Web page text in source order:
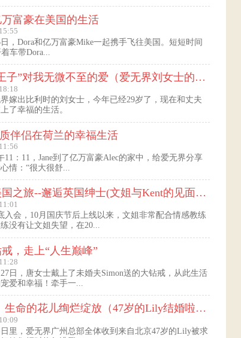
万富豪在美国的生活
日，Dora和亿万富豪Mike一起携手飞往美国。短短时间
车带Dora...
比利时“王子”对我无微不至的爱（爱无界刘女士的海外生活）
嫁出比利时的刘女士，今年已经29岁了，现在和丈夫
了幸福的生活。
伴侣在荷兰的幸福生活
11：11，Jane到了亿万富豪Alec的家中，给爱无界分享
情：“很大很舒...
浪漫的美国之旅--邂逅英国绅士(文姐与Kent的见面动态）
入会，10月国庆节后上线以来，文姐非常配合情感教练
没有让文姐失望，在20...
，走上“人生巅峰”
27日，唐女士戴上了未婚夫Simon送的大钻戒，从此生活
爱和幸福！牵手一...
惊叹美！ 生命的花儿绚烂绽放（47岁的Lily结婚啦！）
里，爱无界广州总部全体收到来自北京47岁的Lily被求